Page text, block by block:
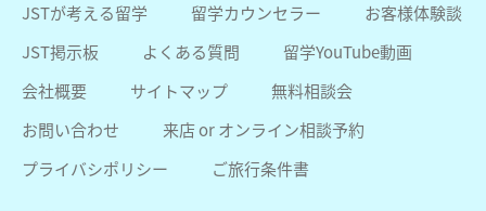
JSTが考える留学 留学カウンセラー
お客様体験談
JST掲示板
よくある質問
留学YouTube動画
会社概要
サイトマップ
無料相談会
お問い合わせ
来店 or オンライン相談予約
プライバシポリシー
ご旅行条件書